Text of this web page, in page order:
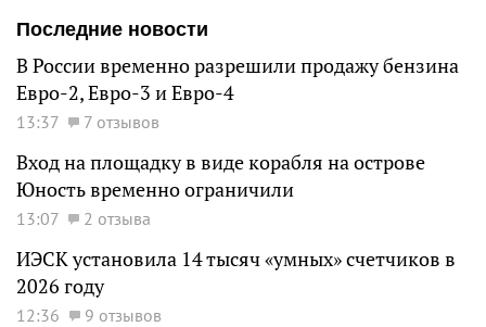
Последние новости
В России временно разрешили продажу бензина
Евро-2, Евро-3 и Евро-4
13:37 7 отзывов
Вход на площадку в виде корабля на острове
Юность временно ограничили
13:07 2 отзыва
ИЭСК установила 14 тысяч «умных» счетчиков в
2026 году
12:36 9 отзывов